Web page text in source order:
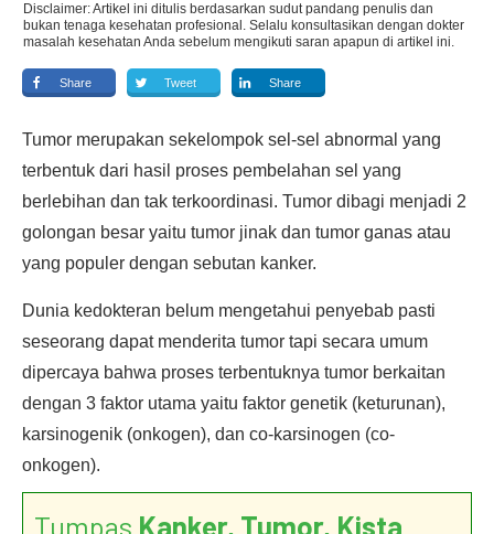
Disclaimer: Artikel ini ditulis berdasarkan sudut pandang penulis dan
bukan tenaga kesehatan profesional. Selalu konsultasikan dengan dokter
masalah kesehatan Anda sebelum mengikuti saran apapun di artikel ini.
Share Tweet Share
Tumor merupakan sekelompok sel-sel abnormal yang
terbentuk dari hasil proses pembelahan sel yang
berlebihan dan tak terkoordinasi. Tumor dibagi menjadi 2
golongan besar yaitu tumor jinak dan tumor ganas atau
yang populer dengan sebutan kanker.
Dunia kedokteran belum mengetahui penyebab pasti
seseorang dapat menderita tumor tapi secara umum
dipercaya bahwa proses terbentuknya tumor berkaitan
dengan 3 faktor utama yaitu faktor genetik (keturunan),
karsinogenik (onkogen), dan co-karsinogen (co-
onkogen).
Tumpas Kanker, Tumor, Kista